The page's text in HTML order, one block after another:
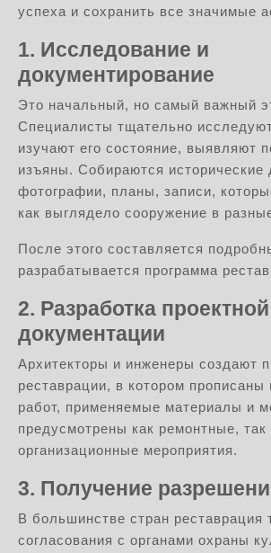
успеха и сохранить все значимые
1. Исследование и
документирование
Это начальный, но самый важный
Специалисты тщательно
изучают его состояние, выявляют
изъяны. Собираются исторические
фотографии, планы, записи,
как выглядело сооружение в
После этого составляется
разрабатывается программа
2. Разработка проектной
документации
Архитекторы и инженеры создают
реставрации, в котором прописаны
работ, применяемые материалы и
предусмотрены как ремонтные, так
организационные мероприятия.
3. Получение
В большинстве стран реставрация
согласования с органами охраны